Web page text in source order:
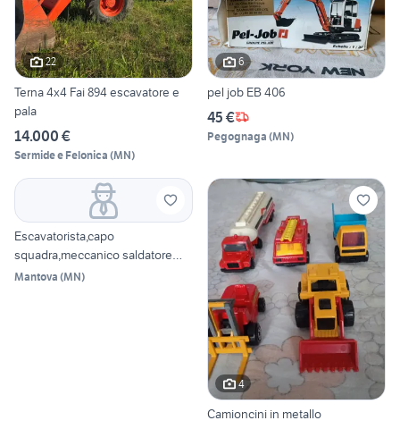
22
Terna 4x4 Fai 894 escavatore e
pala
14.000 €
Sermide e Felonica (MN)
6
pel job EB 406
45 €
Pegognaga (MN)
Escavatorista,capo
squadra,meccanico saldatore
ecc
Mantova (MN)
4
Camioncini in metallo